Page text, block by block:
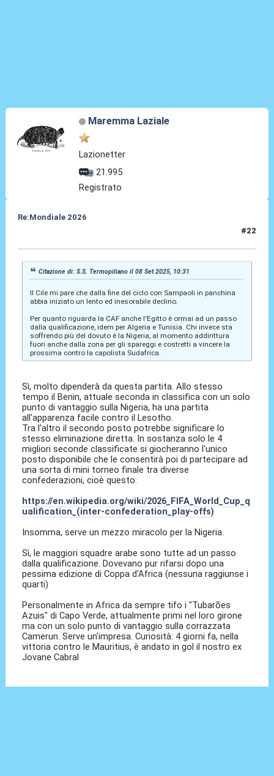
Maremma Laziale
Lazionetter
21.995
Registrato
Re:Mondiale 2026
#22
Citazione di: S.S. Termopiliano il 08 Set 2025, 10:31
Il Cile mi pare che dalla fine del ciclo con Sampaoli in panchina
abbia iniziato un lento ed inesorabile declino.
Per quanto riguarda la CAF anche l'Egitto è ormai ad un passo
dalla qualificazione, idem per Algeria e Tunisia. Chi invece sta
soffrendo più del dovuto è la Nigeria, al momento addirittura
fuori anche dalla zona per gli spareggi e costretti a vincere la
prossima contro la capolista Sudafrica.
Sì, molto dipenderà da questa partita. Allo stesso
tempo il Benin, attuale seconda in classifica con un solo
punto di vantaggio sulla Nigeria, ha una partita
all'apparenza facile contro il Lesotho.
Tra l'altro il secondo posto potrebbe significare lo
stesso eliminazione diretta. In sostanza solo le 4
migliori seconde classificate si giocheranno l'unico
posto disponibile che le consentirà poi di partecipare ad
una sorta di mini torneo finale tra diverse
confederazioni, cioè questo:
https://en.wikipedia.org/wiki/2026_FIFA_World_Cup_q
ualification_(inter-confederation_play-offs)
Insomma, serve un mezzo miracolo per la Nigeria.
Sì, le maggiori squadre arabe sono tutte ad un passo
dalla qualificazione. Dovevano pur rifarsi dopo una
pessima edizione di Coppa d'Africa (nessuna raggiunse i
quarti)
Personalmente in Africa da sempre tifo i "Tubarões
Azuis" di Capo Verde, attualmente primi nel loro girone
ma con un solo punto di vantaggio sulla corrazzata
Camerun. Serve un'impresa. Curiosità: 4 giorni fa, nella
vittoria contro le Mauritius, è andato in gol il nostro ex
Jovane Cabral